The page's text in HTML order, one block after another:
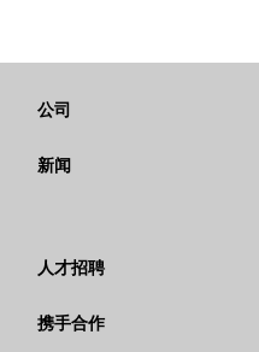
公司
战略
卡特彼勒 基金会
行为准则
新闻
社交媒体
人才招聘
为什么选择卡特彼勒？
携手合作